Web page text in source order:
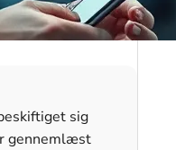
sig
gennemlæst